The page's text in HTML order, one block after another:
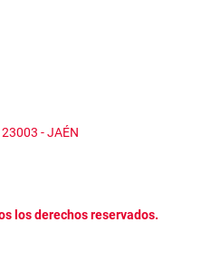
- JAÉN
los derechos reservados.